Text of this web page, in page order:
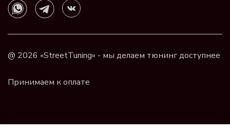
@ 2026 «StreetTuning» - мы делаем тюнинг доступнее